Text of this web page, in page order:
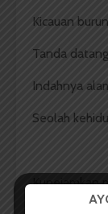
Kicauan
Tanda
Indahnya
Seolah
Kupejamkan